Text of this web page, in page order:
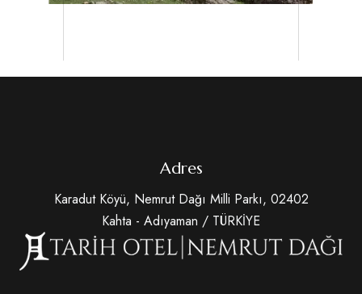
Adres
Karadut Köyü, Nemrut Dağı Milli Parkı, 02402
Kahta - Adıyaman / TÜRKİYE